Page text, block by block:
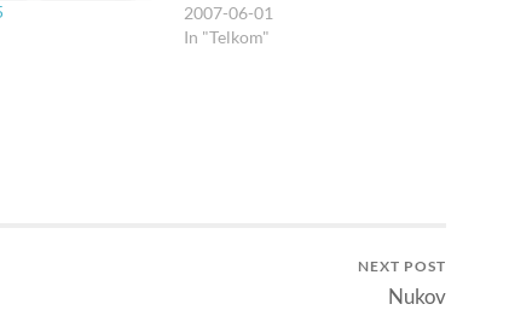
mengembangkan ekonomi
wilayah Bandung dan sekitarnya,
2007-06-01
In "Telkom"
NEXT POST
Nukov